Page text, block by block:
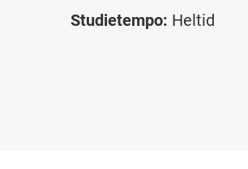
Studietempo: Heltid